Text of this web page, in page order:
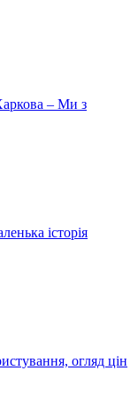
– Ми з
історія
огляд цін